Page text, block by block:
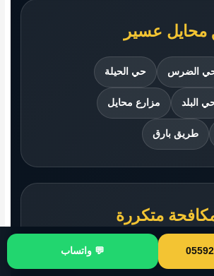
محايل عسير
الضرس حي الحيلة
البلد مزارع محايل
طريق بارق
متكررة
مخازن مواد غذائية استراحات
💬 واتساب